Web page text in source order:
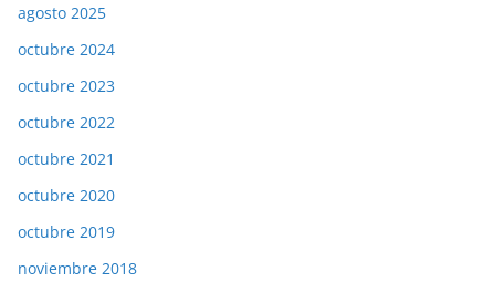
agosto 2025
octubre 2024
octubre 2023
octubre 2022
octubre 2021
octubre 2020
octubre 2019
noviembre 2018